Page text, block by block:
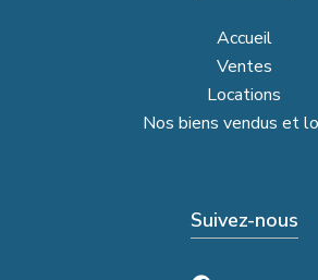
Accueil
Ventes
Locations
Nos biens vendus et
Suivez-nous